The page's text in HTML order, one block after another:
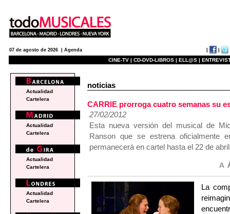
07 de agosto de 2026 | Agenda
CINE-TV | CD-DVD-LIBROS | ELL@S |
noticias
CARRIE prorroga cuatro semanas su
27/02/2012
Esta nueva versión del musical de
Ranson que se estrena oficialmente
permanecerá en cartel hasta el 22 de
La
Actualidad
Cartelera
Actualidad
Cartelera
Actualidad
Cartelera
Actualidad
Cartelera